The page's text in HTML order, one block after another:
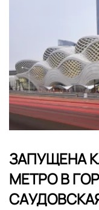
ЗАПУЩЕНА
МЕТРО В